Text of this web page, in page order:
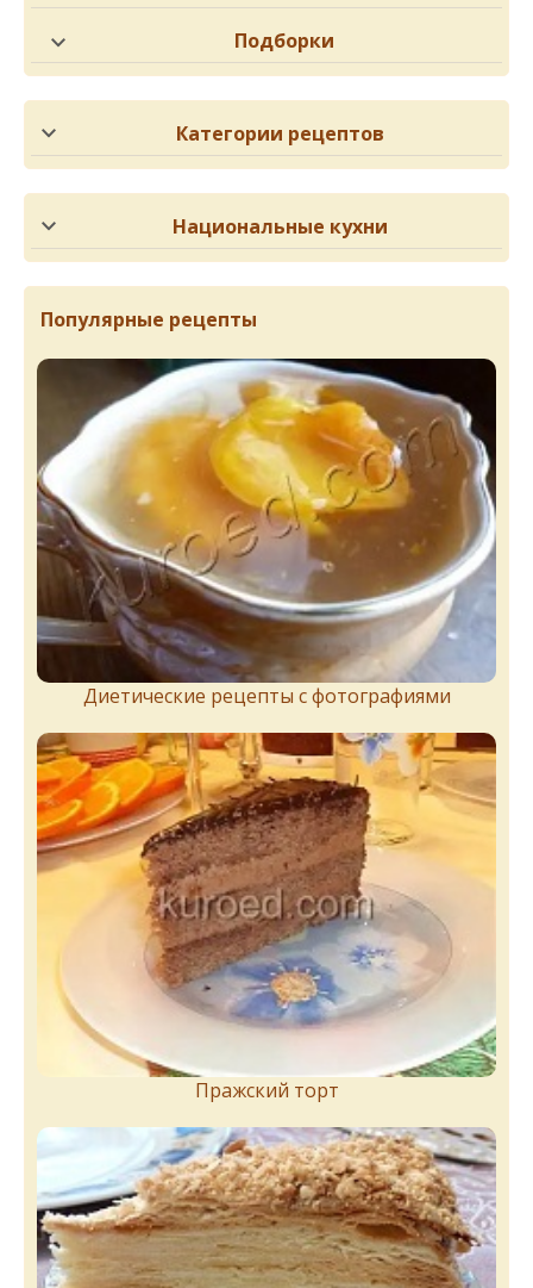
Подборки
Категории рецептов
Национальные кухни
Популярные рецепты
Диетические рецепты с фотографиями
Пражский торт